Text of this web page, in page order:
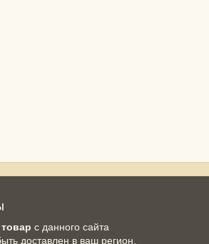
с данного сайта
доставлен в ваш регион.